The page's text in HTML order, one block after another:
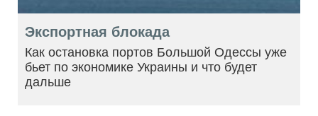
Экспортная блокада
Как остановка портов Большой Одессы уже
бьет по экономике Украины и что будет
дальше